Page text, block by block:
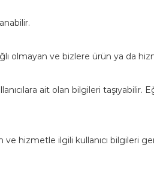
ve bizlere ürün ya da
ait olan bilgileri taşıyabilir.
ve hizmetle ilgili kullanıcı bilgileri